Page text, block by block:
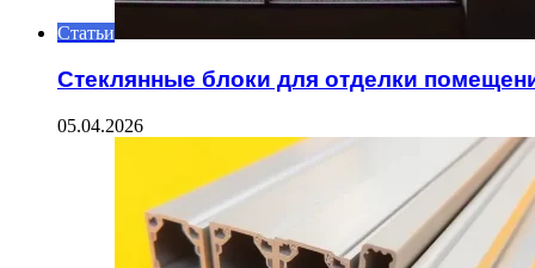
Статьи
Стеклянные блоки для отделки
05.04.2026